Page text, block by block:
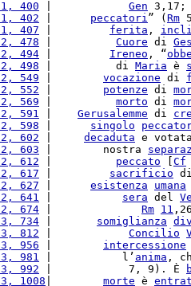
400
Gen
402
peccatori” ( Rm
407
ferita ,
478
Cuore di
494
Ireneo , “
498
|          di Maria è
549
vocazione di
552
potenze di
569
morto di
591
Gerusalemme di
598
singolo
602
decaduta e
603
|        nostra
612
peccato
Cf
617
sacrificio
627
esistenza
umana
641
sera del
674
Rm 11
734
somiglianza
812
Concilio
956
intercessione
981
|           l’ anima ,
992
|            7, 9). È
1008
morte è